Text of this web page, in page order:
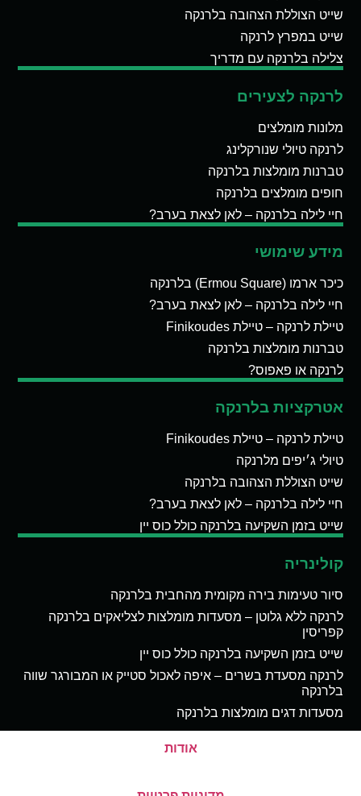
שייט הצוללת הצהובה בלרנקה
שייט במפרץ לרנקה
צלילה בלרנקה עם מדריך
לרנקה לצעירים
מלונות מומלצים
לרנקה טיולי שנורקלינג
טברנות מומלצות בלרנקה
חופים מומלצים בלרנקה
חיי לילה בלרנקה – לאן לצאת בערב?
מידע שימושי
כיכר ארמו (Ermou Square) בלרנקה
חיי לילה בלרנקה – לאן לצאת בערב?
טיילת לרנקה – טיילת Finikoudes
טברנות מומלצות בלרנקה
לרנקה או פאפוס?
אטרקציות בלרנקה
טיילת לרנקה – טיילת Finikoudes
טיולי ג׳יפים מלרנקה
שייט הצוללת הצהובה בלרנקה
חיי לילה בלרנקה – לאן לצאת בערב?
שייט בזמן השקיעה בלרנקה כולל כוס יין
קולינריה
סיור טעימות בירה מקומית מהחבית בלרנקה
לרנקה ללא גלוטן – מסעדות מומלצות לצליאקים בלרנקה
קפריסין
שייט בזמן השקיעה בלרנקה כולל כוס יין
לרנקה מסעדת בשרים – איפה לאכול סטייק או המבורגר שווה
בלרנקה
מסעדות דגים מומלצות בלרנקה
אודות